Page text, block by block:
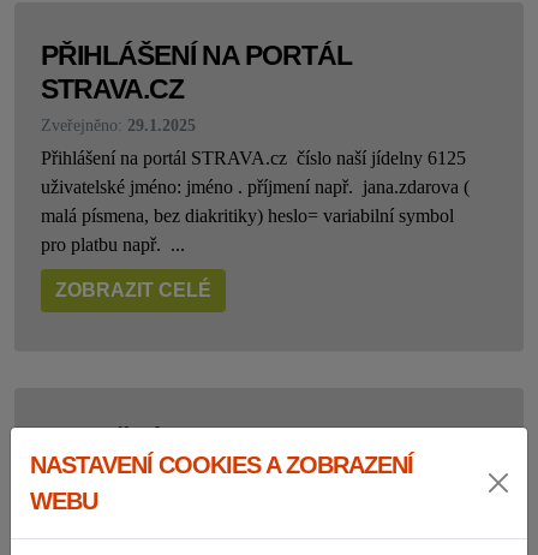
PŘIHLÁŠENÍ NA PORTÁL
STRAVA.CZ
Zveřejněno: 29.1.2025
Přihlášení na portál STRAVA.cz číslo naší jídelny 6125
uživatelské jméno: jméno . příjmení např. jana.zdarova (
malá písmena, bez diakritiky) heslo= variabilní symbol
pro platbu např. ...
ZOBRAZIT CELÉ
Zveřejněno:3.11.2023
Bezplatné školní stravování Pardubického kraje ve školních
letech 2025/2026 a 2026/2027
NASTAVENÍ COOKIES A ZOBRAZENÍ
WEBU